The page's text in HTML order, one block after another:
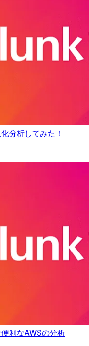
分析してみた！
利なAWSの分析